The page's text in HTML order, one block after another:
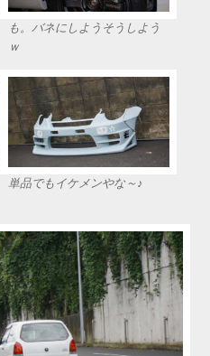
も。バネにしようそうしよう
ｗ
単品でもイケメンやな～♪